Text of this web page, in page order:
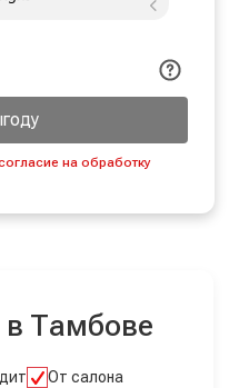
на обработку
в Тамбове
От салона